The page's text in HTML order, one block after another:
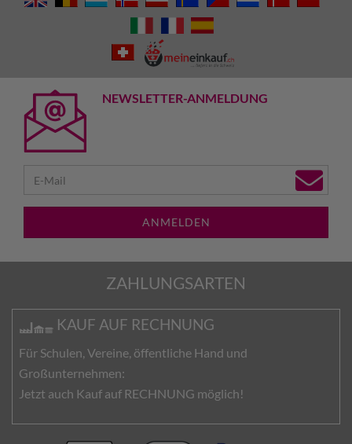
NEWSLETTER-ANMELDUNG
ANMELDEN
ZAHLUNGSARTEN
KAUF AUF RECHNUNG
Für Schulen, Vereine, öffentliche Hand und
Großunternehmen:
Jetzt auch Kauf auf RECHNUNG möglich!